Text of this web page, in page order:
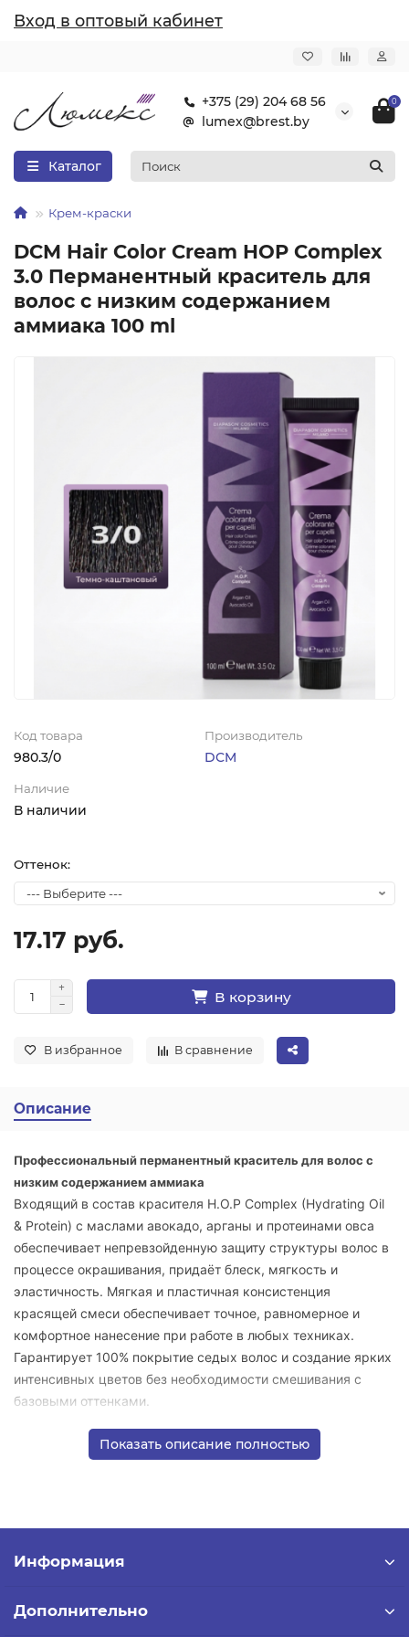
Вход в оптовый кабинет
+375 (29) 204 68 56
lumex@brest.by
0
Каталог
Крем-краски
DCM Hair Color Cream HOP Complex
3.0 Перманентный краситель для
волос с низким содержанием
аммиака 100 ml
Код товара
980.3/0
Производитель
DCM
Наличие
В наличии
Оттенок:
17.17 руб.
В корзину
В избранное В сравнение
Описание
Профессиональный перманентный краситель для волос с
низким содержанием аммиака
Входящий в состав красителя H.O.P Complex (Hydrating Oil
& Protein) с маслами авокадо, арганы и протеинами овса
обеспечивает непревзойденную защиту структуры волос в
процессе окрашивания, придаёт блеск, мягкость и
эластичность. Мягкая и пластичная консистенция
красящей смеси обеспечивает точное, равномерное и
комфортное нанесение при работе в любых техниках.
Гарантирует 100% покрытие седых волос и создание ярких
интенсивных цветов без необходимости смешивания с
базовыми оттенками.
подвергавшихся окрашиванию ранее) волос.
30-35мин.
С осветлением:
15 минут.Снова приготовьте красящую смесь и выполните
Показать описание полностью
Информация
Дополнительно